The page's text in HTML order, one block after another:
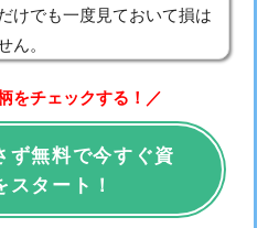
けでも一度見ておいて損は
ん。
をチェックする！／
ず無料で今すぐ資
スタート！